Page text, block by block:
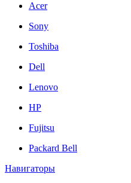
Acer
Sony
Toshiba
Dell
Lenovo
HP
Fujitsu
Packard Bell
Навигаторы